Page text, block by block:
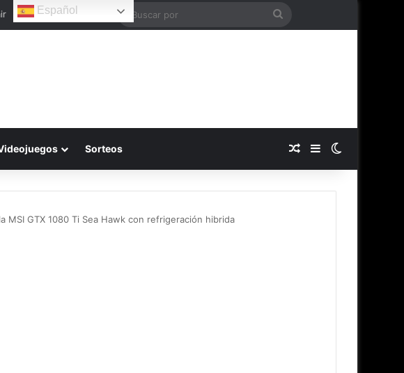
Español
Buscar
Sorteos Publicación al azar
Barra lateral
MSI GTX 1080 Ti Sea Hawk con refrigeración hibrida